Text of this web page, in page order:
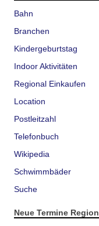
Bahn
Branchen
Kindergeburtstag
Indoor Aktivitäten
Regional Einkaufen
Location
Postleitzahl
Telefonbuch
Wikipedia
Schwimmbäder
Suche
Neue Termine Region